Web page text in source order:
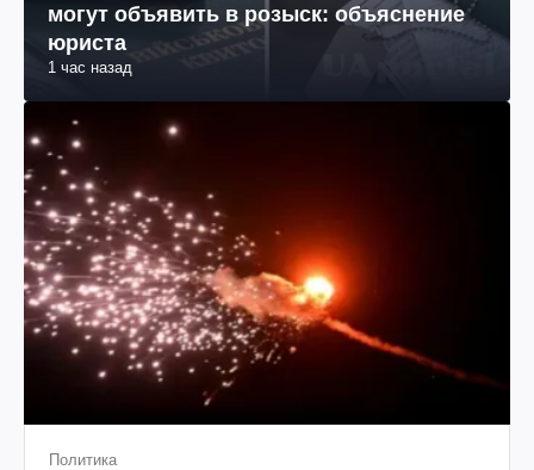
могут объявить в розыск: объяснение
юриста
1 час назад
Политика